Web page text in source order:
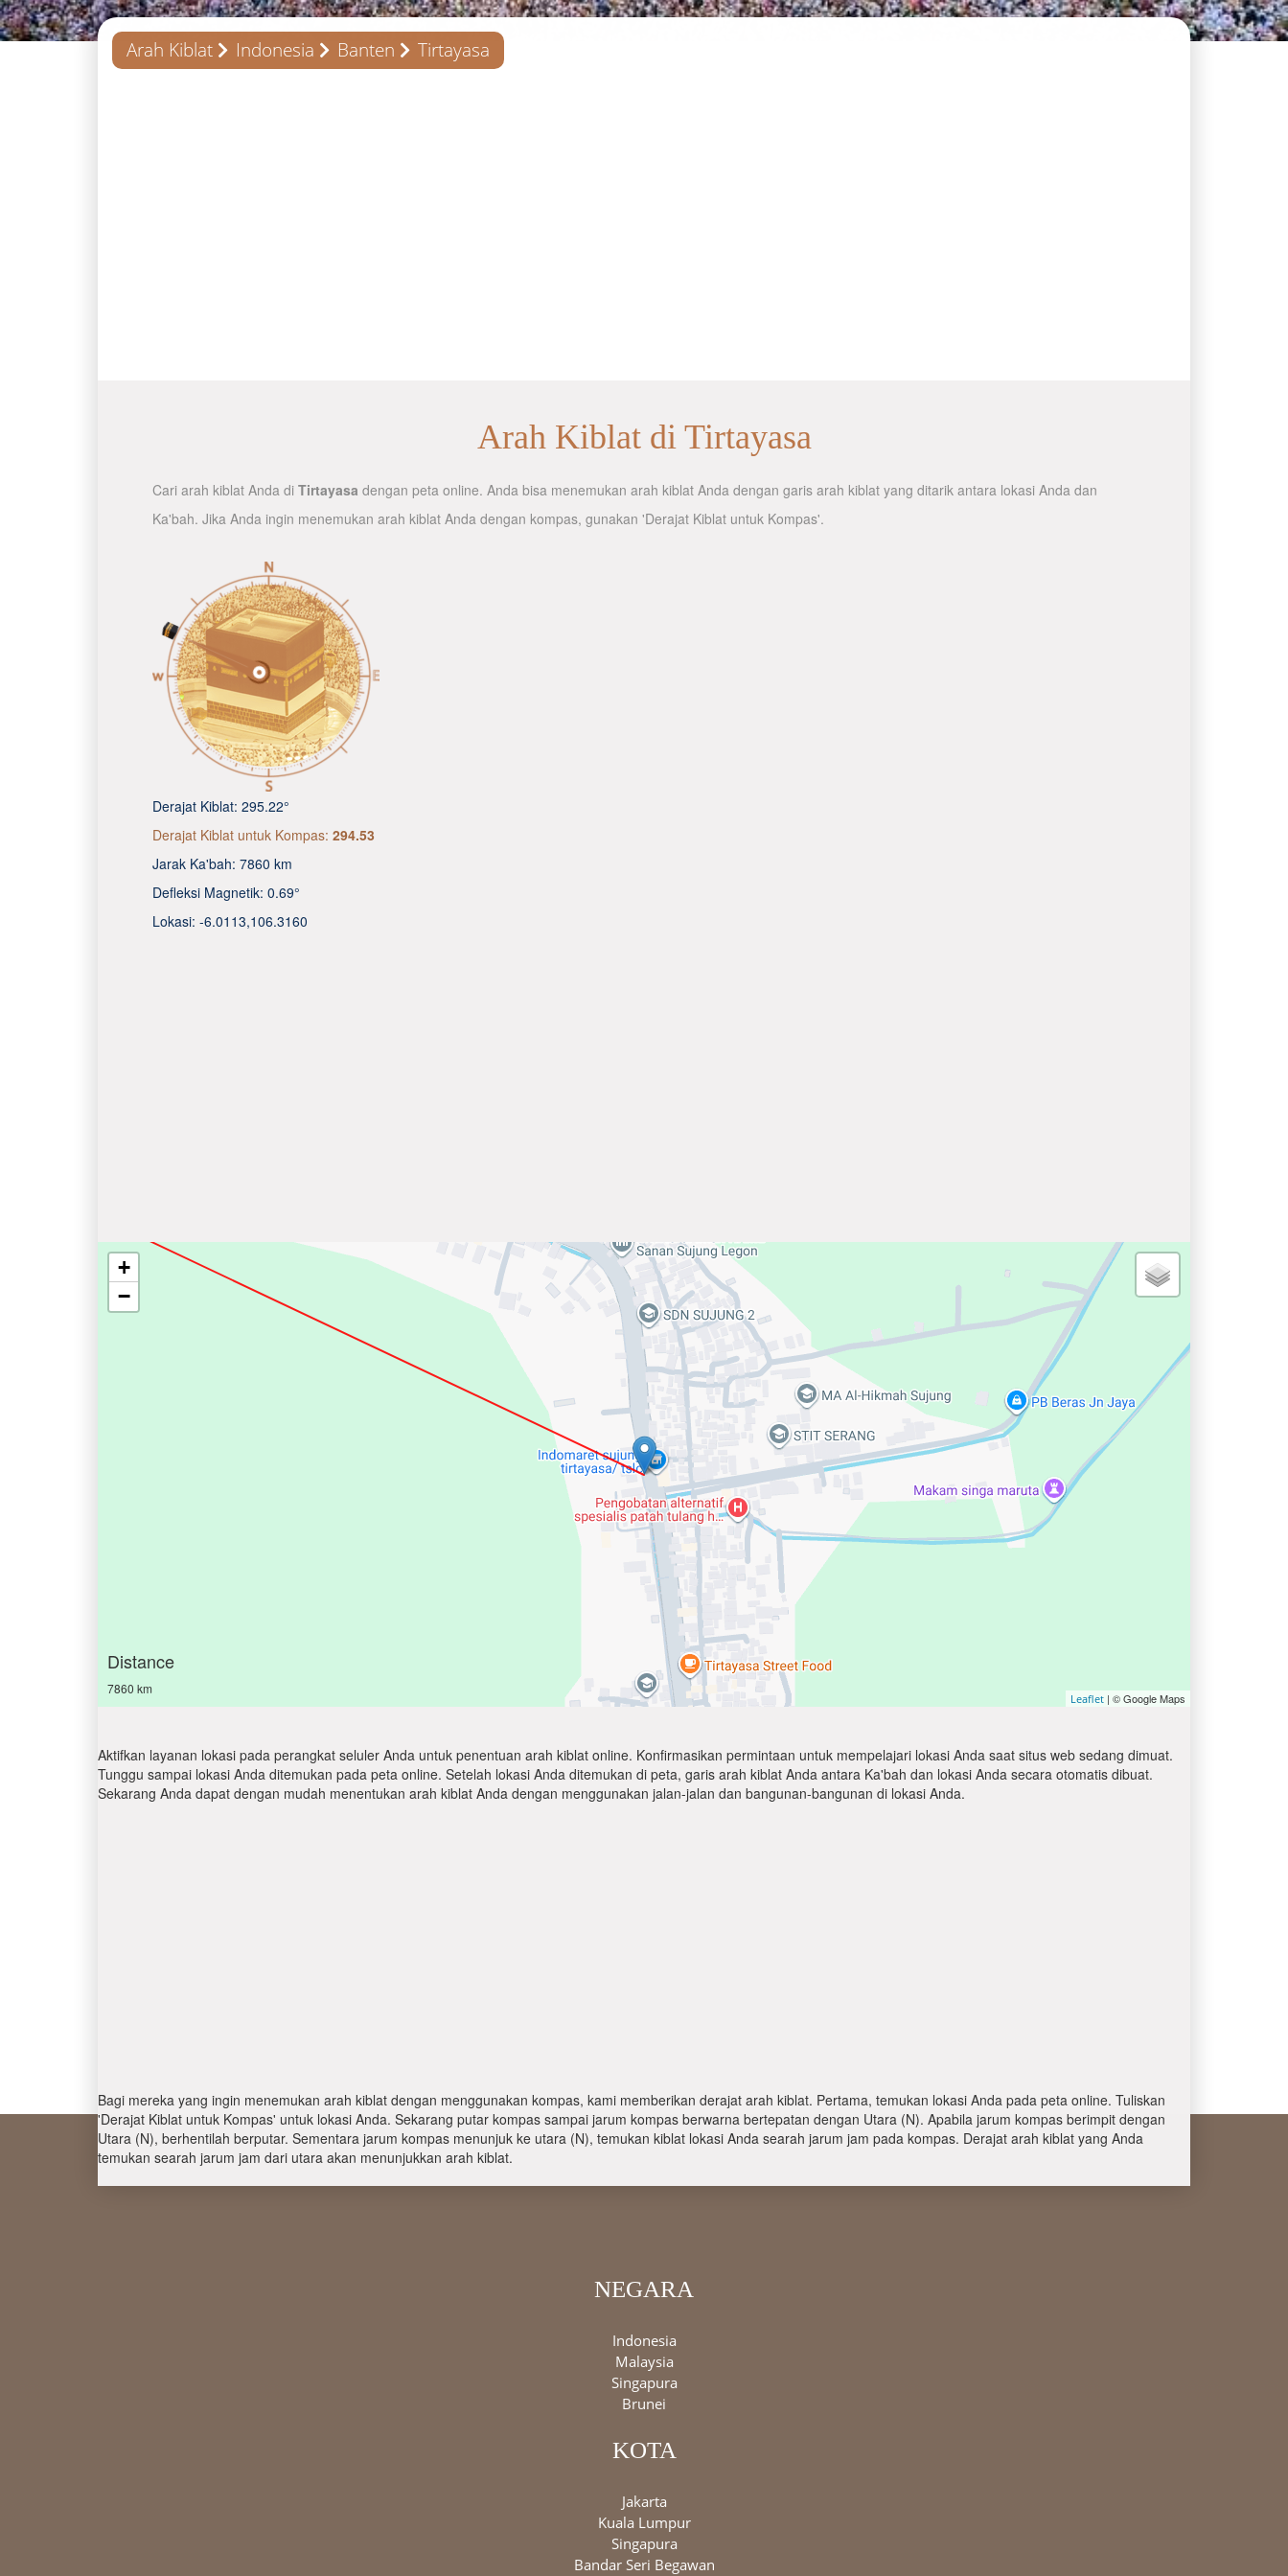
Arah Kiblat Indonesia Banten Tirtayasa
Arah Kiblat di Tirtayasa
Cari arah kiblat Anda di Tirtayasa dengan peta online. Anda bisa menemukan arah kiblat Anda dengan garis arah kiblat yang ditarik antara lokasi Anda dan
Ka'bah. Jika Anda ingin menemukan arah kiblat Anda dengan kompas, gunakan 'Derajat Kiblat untuk Kompas'.
Derajat Kiblat: 295.22°
Derajat Kiblat untuk Kompas: 294.53
Jarak Ka'bah: 7860 km
Defleksi Magnetik: 0.69°
Lokasi: -6.0113,106.3160
+
−
Distance
7860 km
Leaflet | © Google Maps
Aktifkan layanan lokasi pada perangkat seluler Anda untuk penentuan arah kiblat online. Konfirmasikan permintaan untuk mempelajari lokasi Anda saat situs web sedang dimuat.
Tunggu sampai lokasi Anda ditemukan pada peta online. Setelah lokasi Anda ditemukan di peta, garis arah kiblat Anda antara Ka'bah dan lokasi Anda secara otomatis dibuat.
Sekarang Anda dapat dengan mudah menentukan arah kiblat Anda dengan menggunakan jalan-jalan dan bangunan-bangunan di lokasi Anda.
Bagi mereka yang ingin menemukan arah kiblat dengan menggunakan kompas, kami memberikan derajat arah kiblat. Pertama, temukan lokasi Anda pada peta online. Tuliskan
'Derajat Kiblat untuk Kompas' untuk lokasi Anda. Sekarang putar kompas sampai jarum kompas berwarna bertepatan dengan Utara (N). Apabila jarum kompas berimpit dengan
Utara (N), berhentilah berputar. Sementara jarum kompas menunjuk ke utara (N), temukan kiblat lokasi Anda searah jarum jam pada kompas. Derajat arah kiblat yang Anda
temukan searah jarum jam dari utara akan menunjukkan arah kiblat.
NEGARA
Indonesia
Malaysia
Singapura
Brunei
KOTA
Jakarta
Kuala Lumpur
Singapura
Bandar Seri Begawan